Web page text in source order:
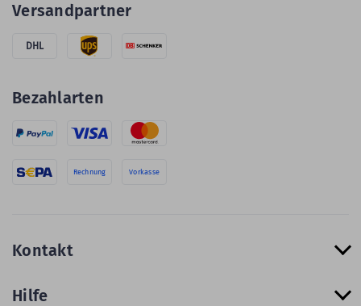
Versandpartner
DHL
Bezahlarten
Rechnung Vorkasse
Kontakt
Hilfe